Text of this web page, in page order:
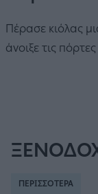
Πέρασε κιόλας
άνοιξε τις
ΠΕΡΙΣΣΟΤΕΡΑ